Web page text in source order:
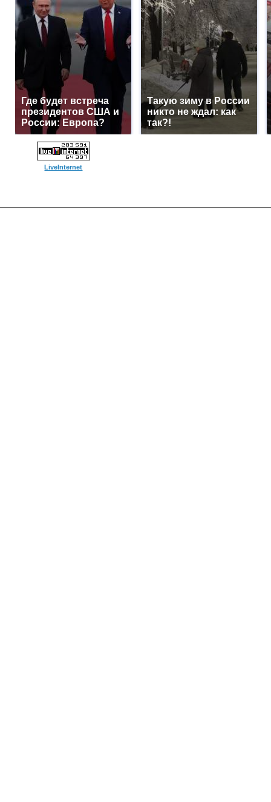
Где будет встреча
президентов США и
России: Европа?
Такую зиму в России
никто не ждал: как
так?!
LiveInternet